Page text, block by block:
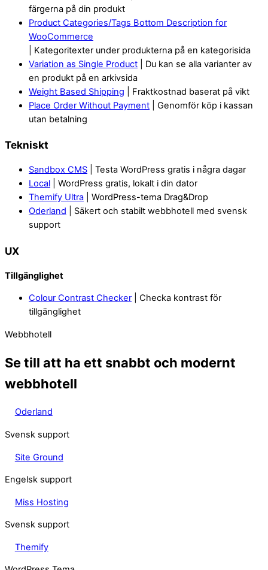
färgerna på din produkt
Product Categories/Tags Bottom Description for
WooCommerce
| Kategoritexter under produkterna på en kategorisida
Variation as Single Product | Du kan se alla varianter av
en produkt på en arkivsida
Weight Based Shipping | Fraktkostnad baserat på vikt
Place Order Without Payment | Genomför köp i kassan
utan betalning
Tekniskt
Sandbox CMS | Testa WordPress gratis i några dagar
Local | WordPress gratis, lokalt i din dator
Themify Ultra | WordPress-tema Drag&Drop
Oderland | Säkert och stabilt webbhotell med svensk
support
UX
Tillgänglighet
Colour Contrast Checker | Checka kontrast för
tillgänglighet
Webbhotell
Se till att ha ett snabbt och modernt
webbhotell
Oderland
Svensk support
Site Ground
Engelsk support
Miss Hosting
Svensk support
Themify